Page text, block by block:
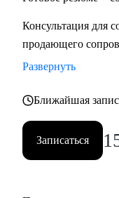
преодолеть
"выгорание".
Консультация для
продающего
Развернуть
Ближайшая
Записаться